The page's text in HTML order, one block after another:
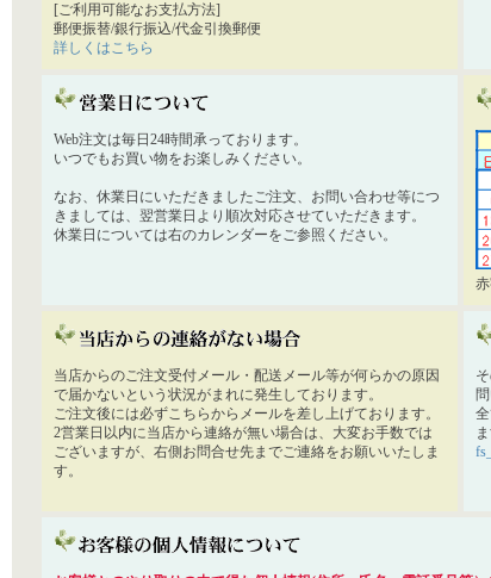
[ご利用可能なお支払方法]
郵便振替/銀行振込/代金引換郵便
詳しくはこちら
Web注文は毎日24時間承っております。
いつでもお買い物をお楽しみください。
なお、休業日にいただきましたご注文、お問い合わせ等につ
きましては、翌営業日より順次対応させていただきます。
休業日については右のカレンダーをご参照ください。
当店からのご注文受付メール・配送メール等が何らかの原因
で届かないという状況がまれに発生しております。
ご注文後には必ずこちらからメールを差し上げております。
2営業日以内に当店から連絡が無い場合は、大変お手数では
ございますが、右側お問合せ先までご連絡をお願いいたしま
す。